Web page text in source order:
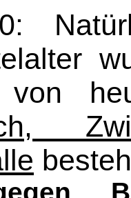
von